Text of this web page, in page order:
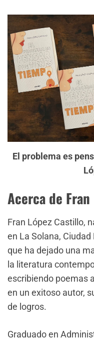
El problema es
Acerca de
Fran López Castillo,
en La Solana,
que ha dejado una
la literatura
escribiendo poemas
en un exitoso autor,
de logros.
Graduado en